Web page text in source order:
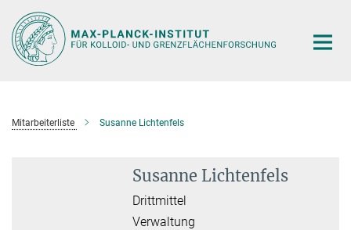
Hauptinhalt
Mitarbeiterliste Susanne Lichtenfels
Susanne Lichtenfels
Drittmittel
Verwaltung